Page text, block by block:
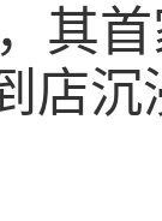
其
店